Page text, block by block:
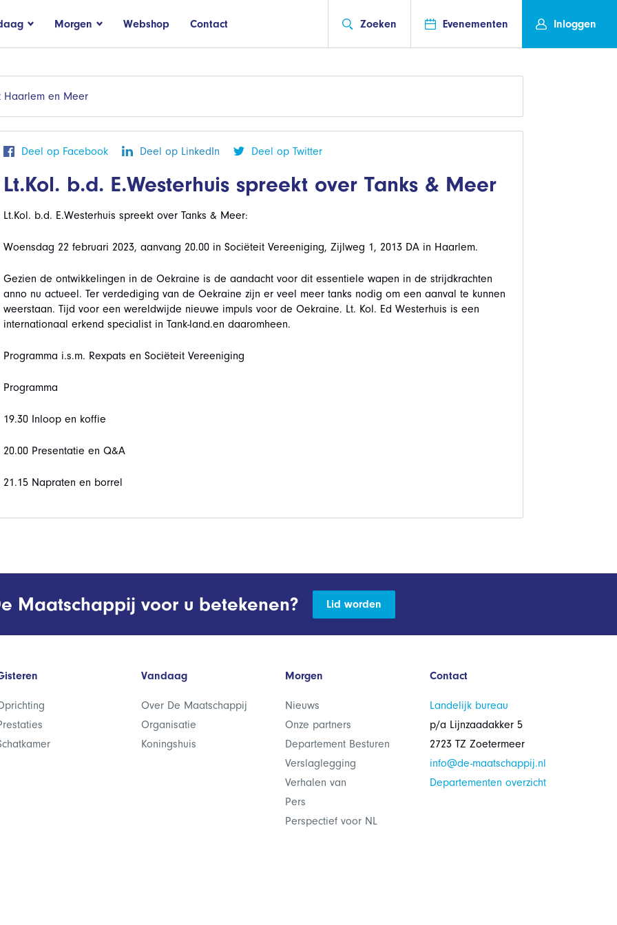
Morgen Webshop Contact Zoeken Evenementen Inloggen
Haarlem en Meer
Deel op Facebook Deel op LinkedIn Deel op Twitter
Lt.Kol. b.d. E.Westerhuis spreekt over Tanks & Meer
Lt.Kol. b.d. E.Westerhuis spreekt over Tanks & Meer:
Woensdag 22 februari 2023, aanvang 20.00 in Sociëteit Vereeniging, Zijlweg 1, 2013 DA in Haarlem.
Gezien de ontwikkelingen in de Oekraine is de aandacht voor dit essentiele wapen in de strijdkrachten
anno nu actueel. Ter verdediging van de Oekraine zijn er veel meer tanks nodig om een aanval te kunnen
weerstaan. Tijd voor een wereldwijde nieuwe impuls voor de Oekraine. Lt. Kol. Ed Westerhuis is een
internationaal erkend specialist in Tank-land.en daaromheen.
Programma i.s.m. Rexpats en Sociëteit Vereeniging
Programma
19.30 Inloop en koffie
20.00 Presentatie en Q&A
21.15 Napraten en borrel
Maatschappij voor u betekenen? Lid worden
Vandaag
Over De Maatschappij
Organisatie
Koningshuis
Morgen
Nieuws
Onze partners
Departement Besturen
Verslaglegging
Verhalen van
Pers
Perspectief voor NL
Contact
Landelijk bureau
p/a Lijnzaadakker 5
2723 TZ Zoetermeer
info@de-maatschappij.nl
Departementen overzicht